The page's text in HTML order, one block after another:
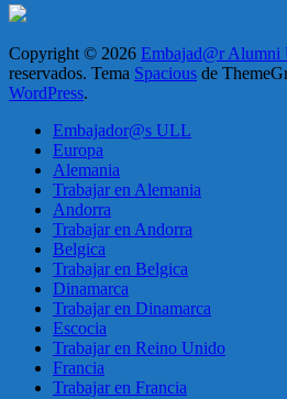
Copyright © 2026 Embajad@r
reservados. Tema Spacious de
WordPress.
Embajador@s ULL
Europa
Alemania
Trabajar en Alemania
Andorra
Trabajar en Andorra
Belgica
Trabajar en Belgica
Dinamarca
Trabajar en Dinamarca
Escocia
Trabajar en Reino Unido
Francia
Trabajar en Francia